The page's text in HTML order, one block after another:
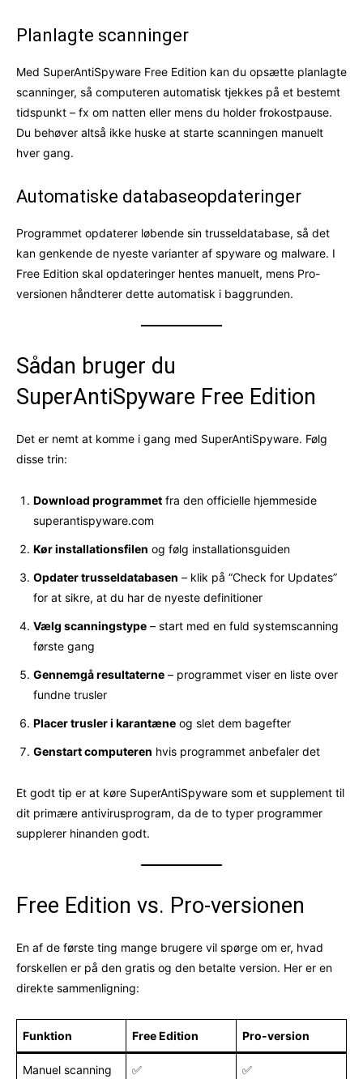
Planlagte scanninger
Med SuperAntiSpyware Free Edition kan du opsætte planlagte
scanninger, så computeren automatisk tjekkes på et bestemt
tidspunkt – fx om natten eller mens du holder frokostpause.
Du behøver altså ikke huske at starte scanningen manuelt
hver gang.
Automatiske databaseopdateringer
Programmet opdaterer løbende sin trusseldatabase, så det
kan genkende de nyeste varianter af spyware og malware. I
Free Edition skal opdateringer hentes manuelt, mens Pro-
versionen håndterer dette automatisk i baggrunden.
Sådan bruger du
SuperAntiSpyware Free Edition
Det er nemt at komme i gang med SuperAntiSpyware. Følg
disse trin:
Download programmet fra den officielle hjemmeside
superantispyware.com
Kør installationsfilen og følg installationsguiden
Opdater trusseldatabasen – klik på “Check for Updates”
for at sikre, at du har de nyeste definitioner
Vælg scanningstype – start med en fuld systemscanning
første gang
Gennemgå resultaterne – programmet viser en liste over
fundne trusler
Placer trusler i karantæne og slet dem bagefter
Genstart computeren hvis programmet anbefaler det
Et godt tip er at køre SuperAntiSpyware som et supplement til
dit primære antivirusprogram, da de to typer programmer
supplerer hinanden godt.
Free Edition vs. Pro-versionen
En af de første ting mange brugere vil spørge om er, hvad
forskellen er på den gratis og den betalte version. Her er en
direkte sammenligning:
Funktion Free Edition Pro-version
Manuel scanning ✅ ✅